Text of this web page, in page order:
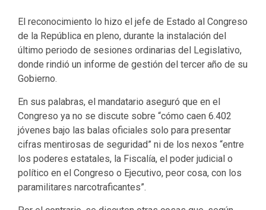
El reconocimiento lo hizo el jefe de Estado al Congreso
de la República en pleno, durante la instalación del
último periodo de sesiones ordinarias del Legislativo,
donde rindió un informe de gestión del tercer año de su
Gobierno.​
En sus palabras, el mandatario aseguró que en el
Congreso ya no se discute sobre “cómo caen 6.402
jóvenes bajo las balas oficiales solo para presentar
cifras mentirosas de seguridad” ni de los nexos “entre
los poderes estatales, la Fiscalía, el poder judicial o
político en el Congreso o Ejecutivo, peor cosa, con los
paramilitares narcotraficantes”.